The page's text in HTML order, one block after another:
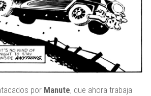
por Manute, que ahora trabaja